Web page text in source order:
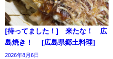
[待ってました！] 来たな！ 広
島焼き！ [広島県郷土料理]
2026年8月6日